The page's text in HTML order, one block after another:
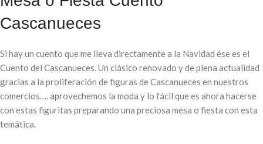
Cascanueces
Si hay un cuento que me lleva directamente a la Navidad ése es el
Cuento del Cascanueces. Un clásico renovado y de plena actualidad
gracias a la proliferación de figuras de Cascanueces en nuestros
comercios…. aprovechemos la moda y lo fácil que es ahora hacerse
con estas figuritas preparando una preciosa mesa o fiesta con esta
temática.